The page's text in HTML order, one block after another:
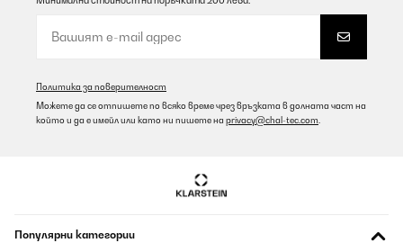
Политика за поверителност
Можете да се отпишете по всяко време чрез връзката в долната част на
който и да е имейл или като ни пишете на privacy@chal-tec.com
Популярни категории